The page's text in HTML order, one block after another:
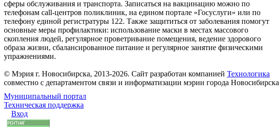
сферы обслуживания и транспорта. Записаться на вакцинацию можно по
телефонам call-центров поликлиник, на едином портале «Госуслуги» или по
телефону единой регистратуры 122. Также защититься от заболевания помогут
основные меры профилактики: использование маски в местах массового
скопления людей, регулярное проветривание помещения, ведение здорового
образа жизни, сбалансированное питание и регулярное занятие физическими
упражнениями.
© Мэрия г. Новосибирска, 2013-2026. Сайт разработан компанией Технологика
совместно с департаментом связи и информатизации мэрии города Новосибирска
Муниципальный портал
Техническая поддержка
Вход